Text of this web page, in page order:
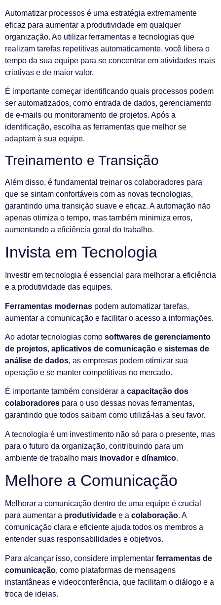
Automatizar processos é uma estratégia extremamente
eficaz para aumentar a produtividade em qualquer
organização. Ao utilizar ferramentas e tecnologias que
realizam tarefas repetitivas automaticamente, você libera o
tempo da sua equipe para se concentrar em atividades mais
criativas e de maior valor.
É importante começar identificando quais processos podem
ser automatizados, como entrada de dados, gerenciamento
de e-mails ou monitoramento de projetos. Após a
identificação, escolha as ferramentas que melhor se
adaptam à sua equipe.
Treinamento e Transição
Além disso, é fundamental treinar os colaboradores para
que se sintam confortáveis com as novas tecnologias,
garantindo uma transição suave e eficaz. A automação não
apenas otimiza o tempo, mas também minimiza erros,
aumentando a eficiência geral do trabalho.
Invista em Tecnologia
Investir em tecnologia é essencial para melhorar a eficiência
e a produtividade das equipes.
Ferramentas modernas podem automatizar tarefas,
aumentar a comunicação e facilitar o acesso a informações.
Ao adotar tecnologias como softwares de gerenciamento
de projetos, aplicativos de comunicação e sistemas de
análise de dados, as empresas podem otimizar sua
operação e se manter competitivas no mercado.
É importante também considerar a capacitação dos
colaboradores para o uso dessas novas ferramentas,
garantindo que todos saibam como utilizá-las a seu favor.
A tecnologia é um investimento não só para o presente, mas
para o futuro da organização, contribuindo para um
ambiente de trabalho mais inovador e dínamico.
Melhore a Comunicação
Melhorar a comunicação dentro de uma equipe é crucial
para aumentar a produtividade e a colaboração. A
comunicação clara e eficiente ajuda todos os membros a
entender suas responsabilidades e objetivos.
Para alcançar isso, considere implementar ferramentas de
comunicação, como plataformas de mensagens
instantâneas e videoconferência, que facilitam o diálogo e a
troca de ideias.